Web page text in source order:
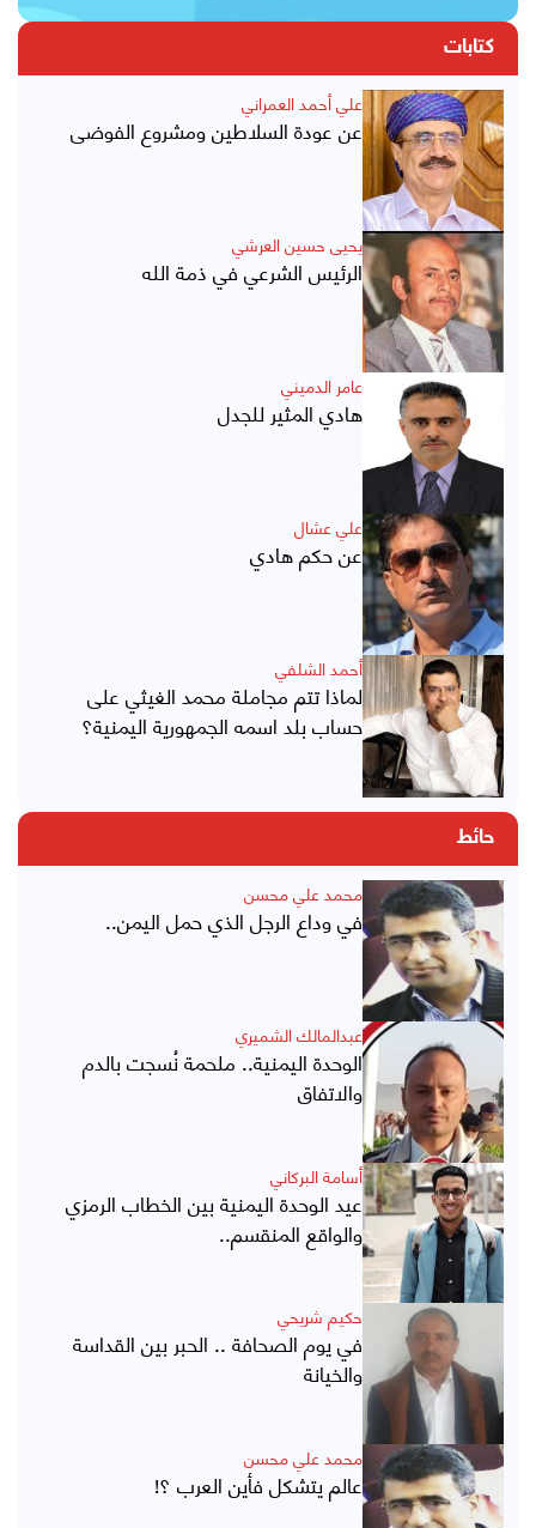
كتابات
علي أحمد العمراني
عن عودة السلاطين ومشروع الفوضى
يحيى حسين العرشي
الرئيس الشرعي في ذمة الله
عامر الدميني
هادي المثير للجدل
علي عشال
عن حكم هادي
أحمد الشلفي
لماذا تتم مجاملة محمد الغيثي على
حساب بلد اسمه الجمهورية اليمنية؟
حائط
محمد علي محسن
في وداع الرجل الذي حمل اليمن..
عبدالمالك الشميري
الوحدة اليمنية.. ملحمة نُسجت بالدم
والاتفاق
أسامة البركاني
عيد الوحدة اليمنية بين الخطاب الرمزي
والواقع المنقسم..
حكيم شريحي
في يوم الصحافة .. الحبر بين القداسة
والخيانة
محمد علي محسن
عالم يتشكل فأين العرب ؟!